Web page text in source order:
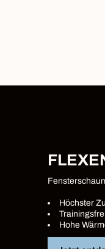
Höchster
Hohe